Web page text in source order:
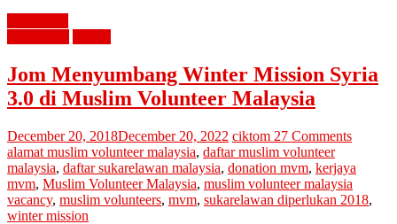
Jom Menyumbang Winter Mission Syria
3.0 di Muslim Volunteer Malaysia
December 20, 2018December 20, 2022 ciktom 27 Comments
alamat muslim volunteer malaysia, daftar muslim volunteer
malaysia, daftar sukarelawan malaysia, donation mvm, kerjaya
mvm, Muslim Volunteer Malaysia, muslim volunteer malaysia
vacancy, muslim volunteers, mvm, sukarelawan diperlukan 2018,
winter mission